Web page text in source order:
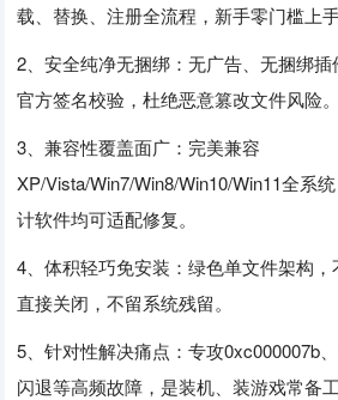
载、替换、注册全流程，新手零门槛上手
2、安全纯净无捆绑：无广告、无捆绑
官方签名校验，杜绝恶意篡改文件风险。
3、兼容性覆盖面广：完美兼容
XP/Vista/Win7/Win8/Win10/Win11全系
计软件均可适配修复。
4、体积轻巧免安装：绿色单文件架构
直接关闭，不留系统残留。
5、针对性解决痛点：专攻0xc000007b
闪退等高频故障，是装机、装游戏常备工